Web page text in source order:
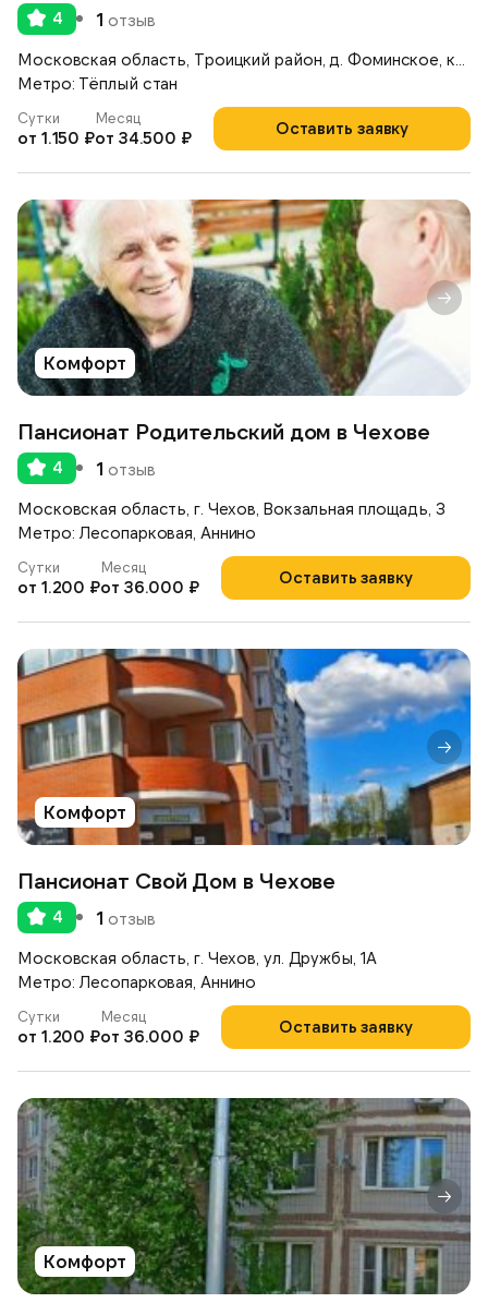
4 1 отзыв
Метро: Тёплый стан
Оставить заявку
Сутки
от 1.150 ₽
Месяц
от 34.500 ₽
Комфорт
Пансионат Родительский дом в Чехове
4 1 отзыв
Московская область, г. Чехов, Вокзальная площадь, 3
Метро: Лесопарковая, Аннино
Оставить заявку
Сутки
от 1.200 ₽
Месяц
от 36.000 ₽
Комфорт
Пансионат Свой Дом в Чехове
4 1 отзыв
Московская область, г. Чехов, ул. Дружбы, 1А
Метро: Лесопарковая, Аннино
Оставить заявку
Сутки
от 1.200 ₽
Месяц
от 36.000 ₽
Комфорт